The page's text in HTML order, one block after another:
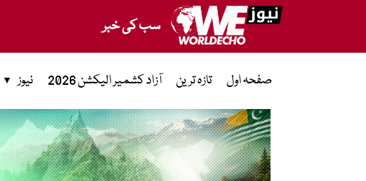
سب کی خبر
صفحہ اول تازہ ترین آزاد کشمیر الیکشن 2026 نیوز